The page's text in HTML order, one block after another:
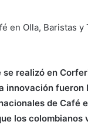
en Olla, Baristas y
realizó en
innovación fueron
de Café
los colombianos